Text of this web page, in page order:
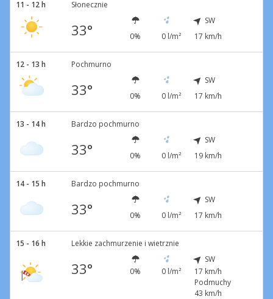
11 - 12 h Słonecznie
33° 0% 0 l/m²
SW
17 km/h
12 - 13 h Pochmurno
33° 0% 0 l/m²
SW
17 km/h
13 - 14 h Bardzo pochmurno
33° 0% 0 l/m²
SW
19 km/h
14 - 15 h Bardzo pochmurno
33° 0% 0 l/m²
SW
17 km/h
15 - 16 h Lekkie zachmurzenie i wietrznie
33° 0% 0 l/m²
SW
17 km/h
Podmuchy
43 km/h